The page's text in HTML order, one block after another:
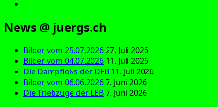
News @ juergs.ch
Bilder vom 25.07.202627. Juli 2026
Bilder vom 04.07.2026 11. Juli 2026
Die Dampfloks der DFB 11. Juli 2026
Bilder vom 06.06.20267. Juni 2026
Die Triebzüge der LEB7. Juni 2026